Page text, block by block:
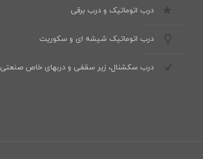
درب اتوماتیک و درب برقی
درب اتوماتیک شیشه ای و سکوریت
درب سکشنال، زیر سقفی و دربهای خاص صنعتی